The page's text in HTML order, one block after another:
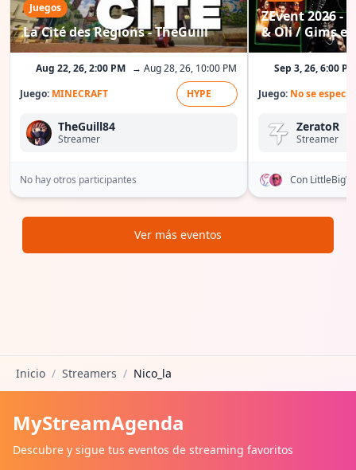
Juegos
La Cité des Régions - TheGuill
Aug 22, 26, 2:00 PM → Aug 28, 26, 10:00 PM
Juego: MINECRAFT HYPE
TheGuill84
Streamer
No hay otros participantes
ZEvent 2026 -
& Oli / Gims
Sep 3, 26, 6:00 PM
Juego: No se
ZeratoR
Streamer
Con
Ver más eventos
Inicio / Streamers / Nico_la
MyStreamAgenda
Descubre y sigue tus eventos de streaming favoritos